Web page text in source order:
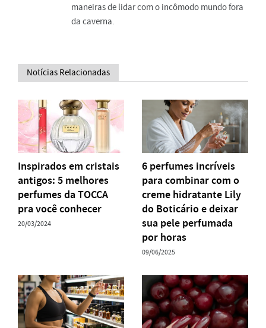
maneiras de lidar com o incômodo mundo fora
da caverna.
Notícias Relacionadas
Inspirados em cristais
antigos: 5 melhores
perfumes da TOCCA
pra você conhecer
20/03/2024
6 perfumes incríveis
para combinar com o
creme hidratante Lily
do Boticário e deixar
sua pele perfumada
por horas
09/06/2025